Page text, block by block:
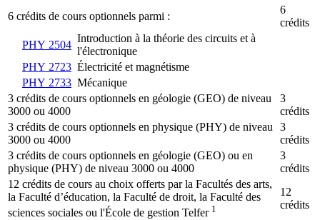
6 crédits de cours optionnels parmi :
6
crédits
PHY 2504
Introduction à la théorie des circuits et à
l'électronique
PHY 2723 Électricité et magnétisme
PHY 2733 Mécanique
3 crédits de cours optionnels en géologie (GEO) de niveau
3000 ou 4000
3
crédits
3 crédits de cours optionnels en physique (PHY) de niveau
3000 ou 4000
3
crédits
3 crédits de cours optionnels en géologie (GEO) ou en
physique (PHY) de niveau 3000 ou 4000
3
crédits
12 crédits de cours au choix offerts par la Facultés des arts,
la Faculté d’éducation, la Faculté de droit, la Faculté des
sciences sociales ou l'École de gestion Telfer 1
12
crédits